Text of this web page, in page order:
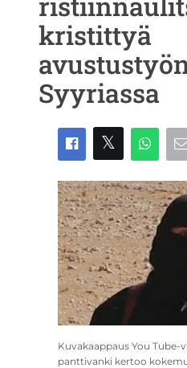
kristittyä
Syyriassa
Kuvakaappaus You Tube-
panttivanki kertoo